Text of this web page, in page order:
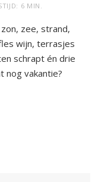
6 MIN.
zee, strand,
wijn, terrasjes
schrapt én drie
nog vakantie?